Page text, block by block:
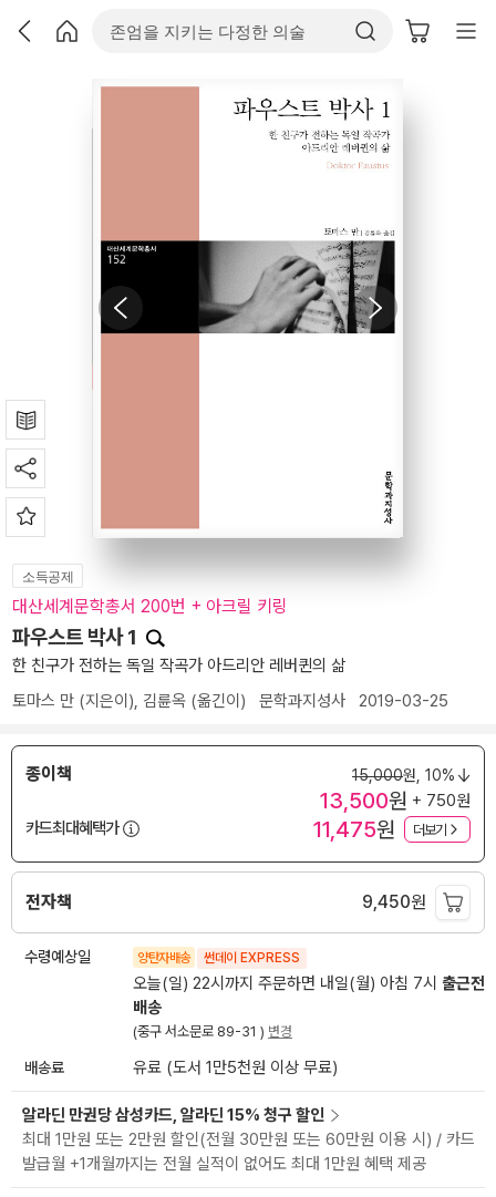
소득공제
대산세계문학총서 200번 + 아크릴 키링
파우스트 박사 1
한 친구가 전하는 독일 작곡가 아드리안 레버퀸의 삶
토마스 만 (지은이), 김륜옥 (옮긴이) 문학과지성사 2019-03-25
종이책 15,000원, 10%
13,500원 + 750원
카드최대혜택가
11,475원 더보기
전자책 9,450원
수령예상일 양탄자배송 썬데이 EXPRESS
오늘(일) 22시까지 주문하면 내일(월) 아침 7시 출근전
배송
(중구 서소문로 89-31 ) 변경
배송료 유료 (도서 1만5천원 이상 무료)
알라딘 만권당 삼성카드, 알라딘 15% 청구 할인
최대 1만원 또는 2만원 할인(전월 30만원 또는 60만원 이용 시) / 카드
발급월 +1개월까지는 전월 실적이 없어도 최대 1만원 혜택 제공